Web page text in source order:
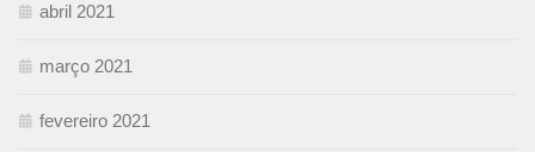
abril 2021
março 2021
fevereiro 2021